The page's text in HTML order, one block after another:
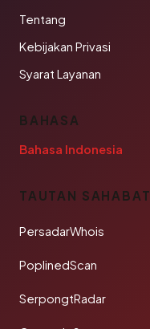
Tentang
Kebijakan Privasi
Syarat Layanan
BAHASA
Bahasa Indonesia
TAUTAN SAHABAT
PersadarWhois
PoplinedScan
SerpongtRadar